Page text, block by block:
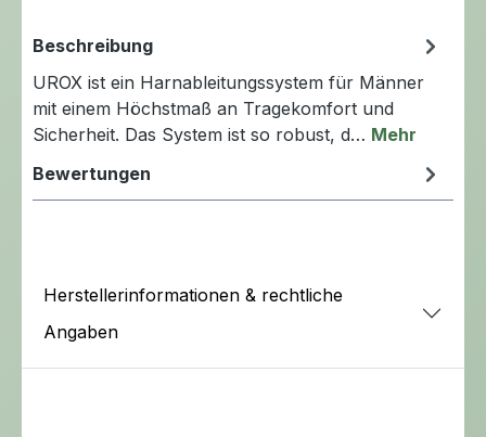
Beschreibung
UROX ist ein Harnableitungssystem für Männer
mit einem Höchstmaß an Tragekomfort und
Sicherheit. Das System ist so robust, d… Mehr
Bewertungen
Herstellerinformationen & rechtliche
Angaben